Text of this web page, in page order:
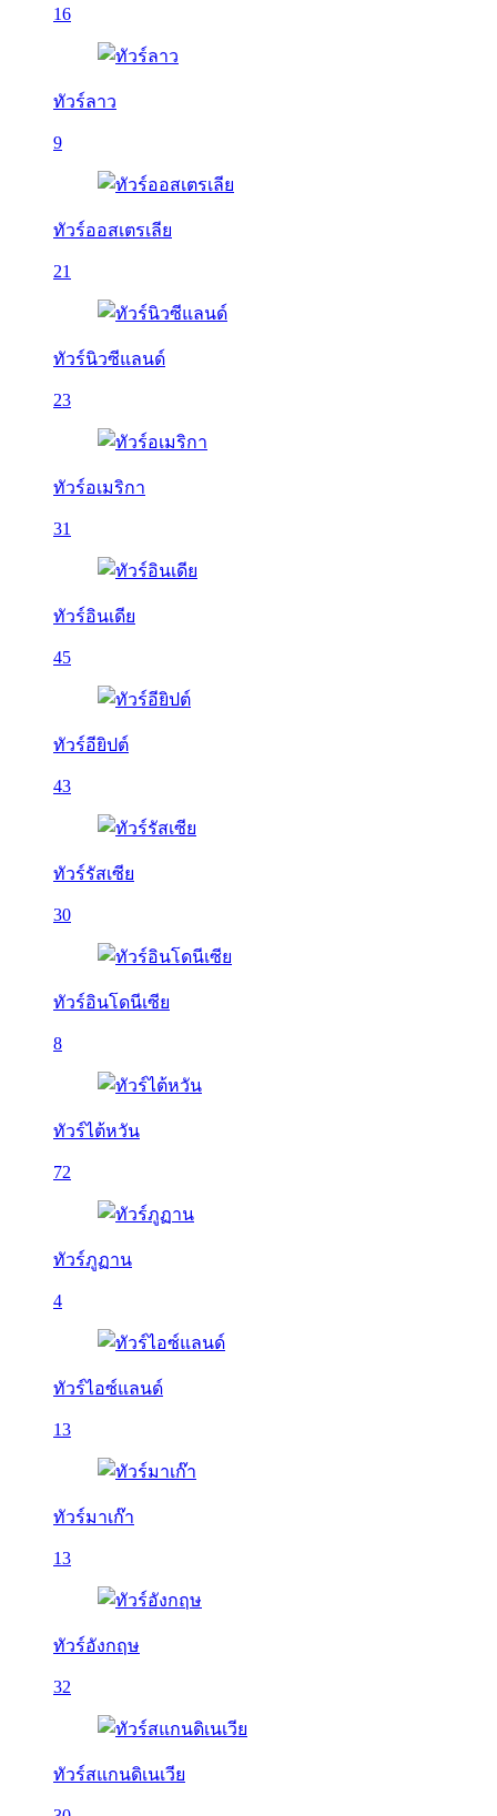
16
ทัวร์ลาว
9
ทัวร์ออสเตรเลีย
21
ทัวร์นิวซีแลนด์
23
ทัวร์อเมริกา
31
ทัวร์อินเดีย
45
ทัวร์อียิปต์
43
ทัวร์รัสเซีย
30
ทัวร์อินโดนีเซีย
8
ทัวร์ไต้หวัน
72
ทัวร์ภูฏาน
4
ทัวร์ไอซ์แลนด์
13
ทัวร์มาเก๊า
13
ทัวร์อังกฤษ
32
ทัวร์สแกนดิเนเวีย